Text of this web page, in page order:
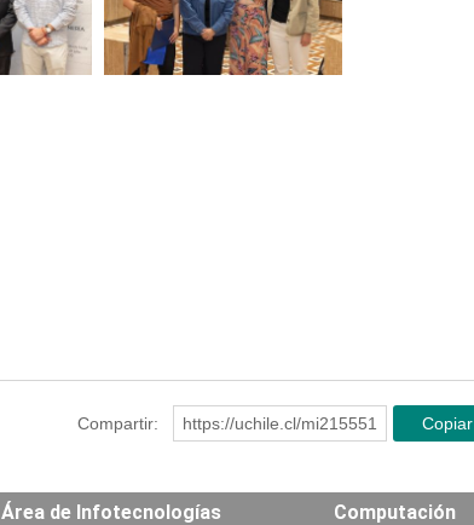
Compartir: https://uchile.cl/mi215551 Copiar
Área de Infotecnologías Computación